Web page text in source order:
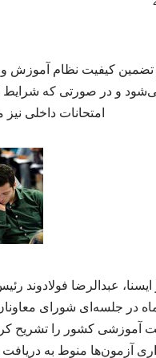
و در صورتی که شرایط
امتحانات داخلی
ایسنا، عبدالرضا
۴ خرداد ماه در جلسه‌ای
آموزشی کشور را تشریح
آزمون‌ها منوط به